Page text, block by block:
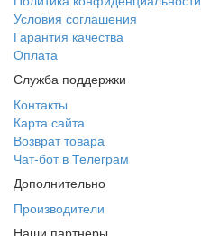
Условия соглашения
Гарантия качества
Оплата
Служба поддержки
Контакты
Карта сайта
Возврат товара
Чат-бот в Телеграм
Дополнительно
Производители